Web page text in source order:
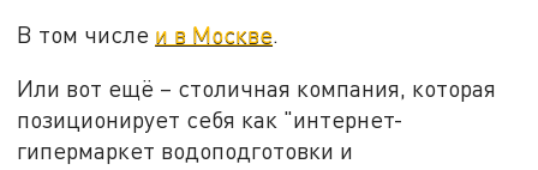
В том числе и в Москве.
Или вот ещё – столичная компания, которая
позиционирует себя как "интернет-
гипермаркет водоподготовки и